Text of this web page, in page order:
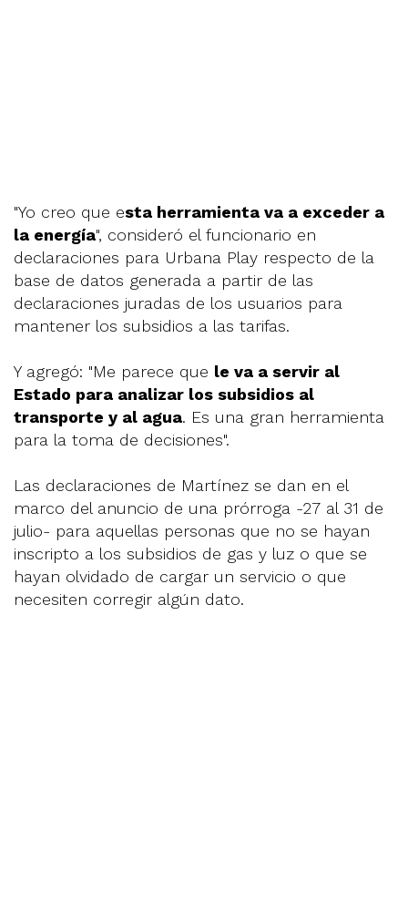
"Yo creo que esta herramienta va a exceder a
la energía", consideró el funcionario en
declaraciones para Urbana Play respecto de la
base de datos generada a partir de las
declaraciones juradas de los usuarios para
mantener los subsidios a las tarifas.
Y agregó: "Me parece que le va a servir al
Estado para analizar los subsidios al
transporte y al agua. Es una gran herramienta
para la toma de decisiones".
Las declaraciones de Martínez se dan en el
marco del anuncio de una prórroga -27 al 31 de
julio- para aquellas personas que no se hayan
inscripto a los subsidios de gas y luz o que se
hayan olvidado de cargar un servicio o que
necesiten corregir algún dato.